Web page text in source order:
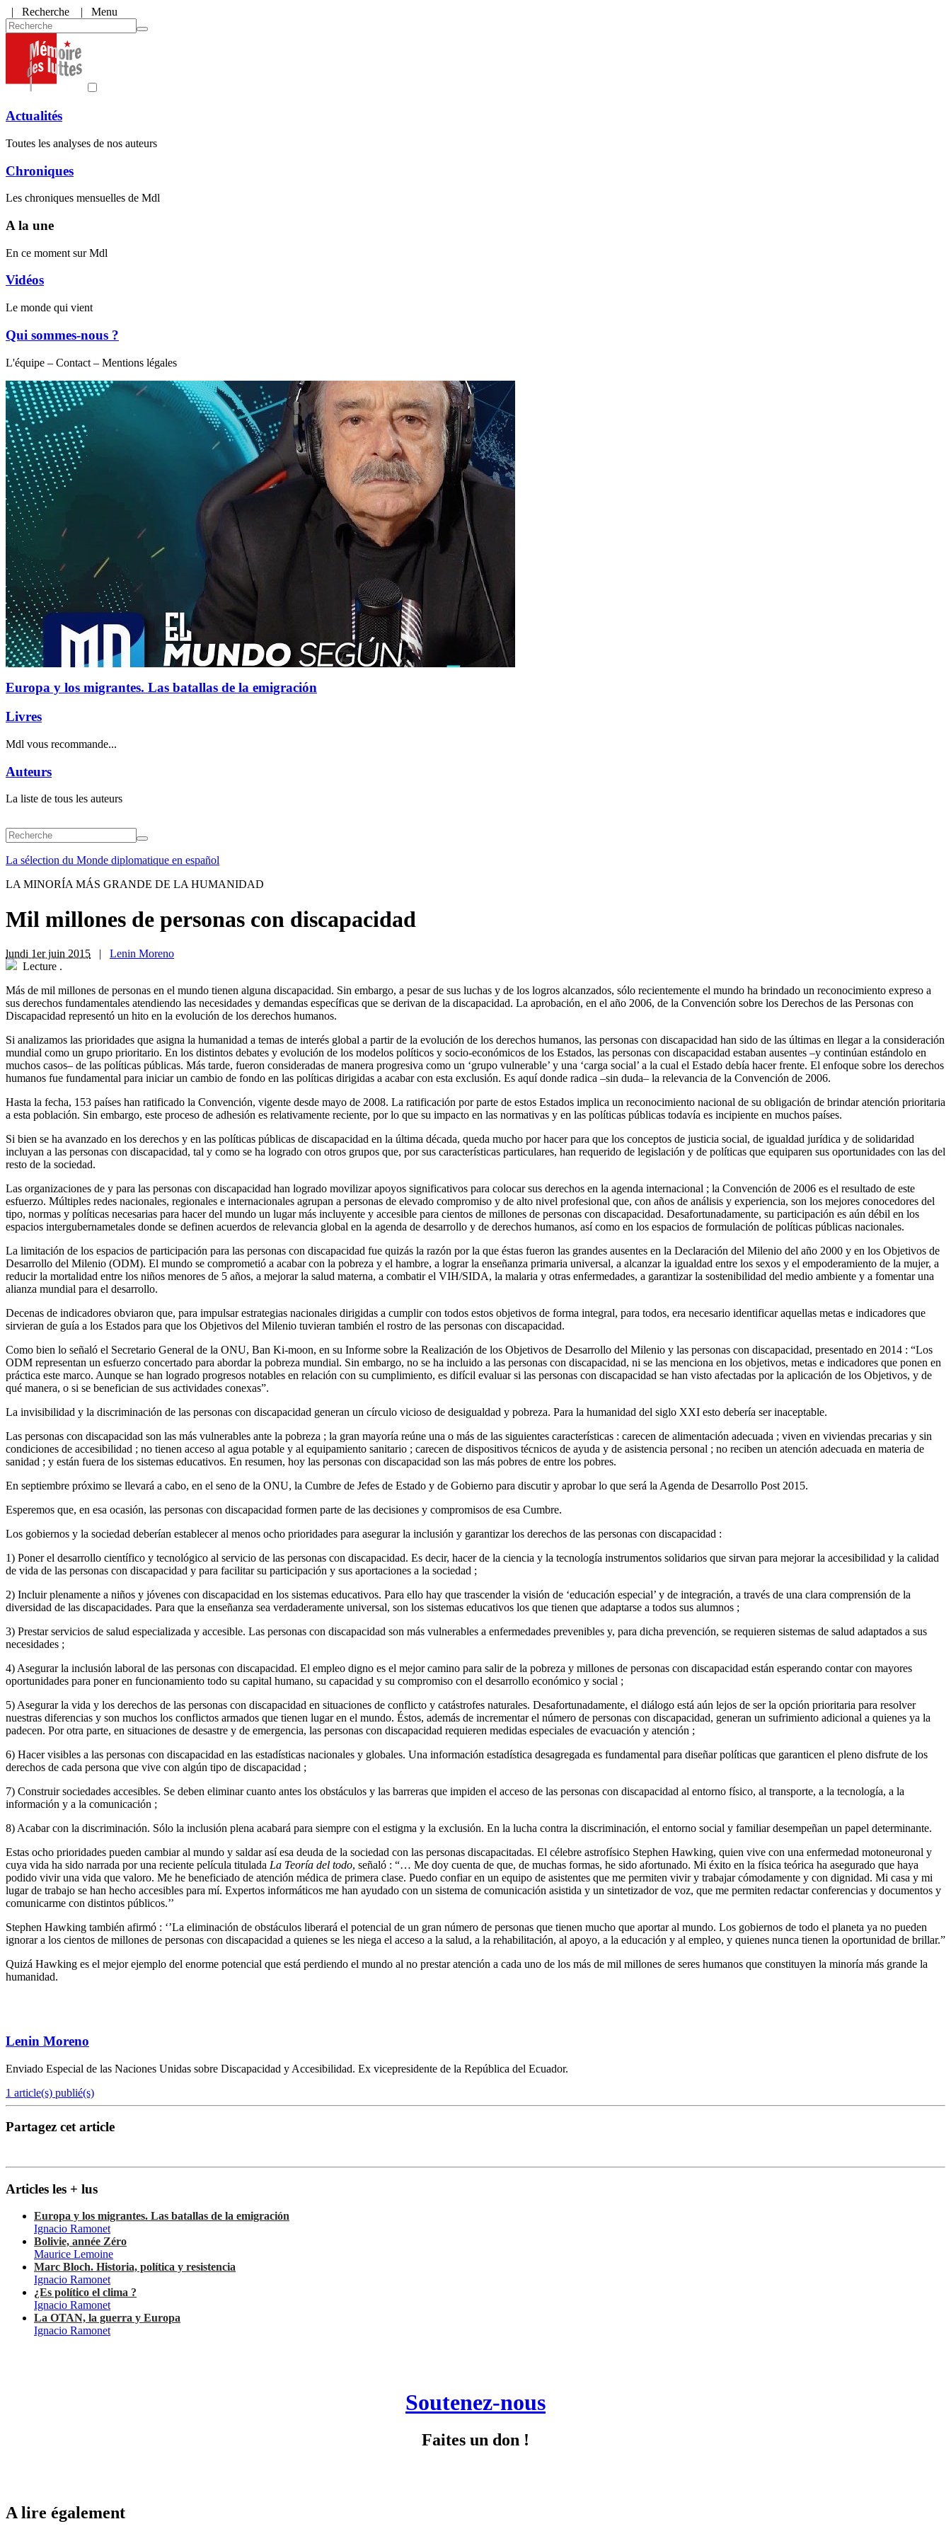
| Recherche | Menu
Actualités
Toutes les analyses de nos auteurs
Chroniques
Les chroniques mensuelles de Mdl
A la une
En ce moment sur Mdl
Vidéos
Le monde qui vient
Qui sommes-nous ?
L'équipe – Contact – Mentions légales
Europa y los migrantes. Las batallas de la emigración
Livres
Mdl vous recommande...
Auteurs
La liste de tous les auteurs
La sélection du Monde diplomatique en español
LA MINORÍA MÁS GRANDE DE LA HUMANIDAD
Mil millones de personas con discapacidad
lundi 1er juin 2015 | Lenin Moreno
Lecture .
Más de mil millones de personas en el mundo tienen alguna discapacidad. Sin embargo, a pesar de sus luchas y de los logros alcanzados, sólo recientemente el mundo ha brindado un reconocimiento expreso a
sus derechos fundamentales atendiendo las necesidades y demandas específicas que se derivan de la discapacidad. La aprobación, en el año 2006, de la Convención sobre los Derechos de las Personas con
Discapacidad representó un hito en la evolución de los derechos humanos.
Si analizamos las prioridades que asigna la humanidad a temas de interés global a partir de la evolución de los derechos humanos, las personas con discapacidad han sido de las últimas en llegar a la consideración
mundial como un grupo prioritario. En los distintos debates y evolución de los modelos políticos y socio-económicos de los Estados, las personas con discapacidad estaban ausentes –y continúan estándolo en
muchos casos– de las políticas públicas. Más tarde, fueron consideradas de manera progresiva como un ‘grupo vulnerable’ y una ‘carga social’ a la cual el Estado debía hacer frente. El enfoque sobre los derechos
humanos fue fundamental para iniciar un cambio de fondo en las políticas dirigidas a acabar con esta exclusión. Es aquí donde radica –sin duda– la relevancia de la Convención de 2006.
Hasta la fecha, 153 países han ratificado la Convención, vigente desde mayo de 2008. La ratificación por parte de estos Estados implica un reconocimiento nacional de su obligación de brindar atención prioritaria
a esta población. Sin embargo, este proceso de adhesión es relativamente reciente, por lo que su impacto en las normativas y en las políticas públicas todavía es incipiente en muchos países.
Si bien se ha avanzado en los derechos y en las políticas públicas de discapacidad en la última década, queda mucho por hacer para que los conceptos de justicia social, de igualdad jurídica y de solidaridad
incluyan a las personas con discapacidad, tal y como se ha logrado con otros grupos que, por sus características particulares, han requerido de legislación y de políticas que equiparen sus oportunidades con las del
resto de la sociedad.
Las organizaciones de y para las personas con discapacidad han logrado movilizar apoyos significativos para colocar sus derechos en la agenda internacional ; la Convención de 2006 es el resultado de este
esfuerzo. Múltiples redes nacionales, regionales e internacionales agrupan a personas de elevado compromiso y de alto nivel profesional que, con años de análisis y experiencia, son los mejores conocedores del
tipo, normas y políticas necesarias para hacer del mundo un lugar más incluyente y accesible para cientos de millones de personas con discapacidad. Desafortunadamente, su participación es aún débil en los
espacios intergubernametales donde se definen acuerdos de relevancia global en la agenda de desarrollo y de derechos humanos, así como en los espacios de formulación de políticas públicas nacionales.
La limitación de los espacios de participación para las personas con discapacidad fue quizás la razón por la que éstas fueron las grandes ausentes en la Declaración del Milenio del año 2000 y en los Objetivos de
Desarrollo del Milenio (ODM). El mundo se comprometió a acabar con la pobreza y el hambre, a lograr la enseñanza primaria universal, a alcanzar la igualdad entre los sexos y el empoderamiento de la mujer, a
reducir la mortalidad entre los niños menores de 5 años, a mejorar la salud materna, a combatir el VIH/SIDA, la malaria y otras enfermedades, a garantizar la sostenibilidad del medio ambiente y a fomentar una
alianza mundial para el desarrollo.
Decenas de indicadores obviaron que, para impulsar estrategias nacionales dirigidas a cumplir con todos estos objetivos de forma integral, para todos, era necesario identificar aquellas metas e indicadores que
sirvieran de guía a los Estados para que los Objetivos del Milenio tuvieran también el rostro de las personas con discapacidad.
Como bien lo señaló el Secretario General de la ONU, Ban Ki-moon, en su Informe sobre la Realización de los Objetivos de Desarrollo del Milenio y las personas con discapacidad, presentado en 2014 : “Los
ODM representan un esfuerzo concertado para abordar la pobreza mundial. Sin embargo, no se ha incluido a las personas con discapacidad, ni se las menciona en los objetivos, metas e indicadores que ponen en
práctica este marco. Aunque se han logrado progresos notables en relación con su cumplimiento, es difícil evaluar si las personas con discapacidad se han visto afectadas por la aplicación de los Objetivos, y de
qué manera, o si se benefician de sus actividades conexas”.
La invisibilidad y la discriminación de las personas con discapacidad generan un círculo vicioso de desigualdad y pobreza. Para la humanidad del siglo XXI esto debería ser inaceptable.
Las personas con discapacidad son las más vulnerables ante la pobreza ; la gran mayoría reúne una o más de las siguientes características : carecen de alimentación adecuada ; viven en viviendas precarias y sin
condiciones de accesibilidad ; no tienen acceso al agua potable y al equipamiento sanitario ; carecen de dispositivos técnicos de ayuda y de asistencia personal ; no reciben un atención adecuada en materia de
sanidad ; y están fuera de los sistemas educativos. En resumen, hoy las personas con discapacidad son las más pobres de entre los pobres.
En septiembre próximo se llevará a cabo, en el seno de la ONU, la Cumbre de Jefes de Estado y de Gobierno para discutir y aprobar lo que será la Agenda de Desarrollo Post 2015.
Esperemos que, en esa ocasión, las personas con discapacidad formen parte de las decisiones y compromisos de esa Cumbre.
Los gobiernos y la sociedad deberían establecer al menos ocho prioridades para asegurar la inclusión y garantizar los derechos de las personas con discapacidad :
1) Poner el desarrollo científico y tecnológico al servicio de las personas con discapacidad. Es decir, hacer de la ciencia y la tecnología instrumentos solidarios que sirvan para mejorar la accesibilidad y la calidad
de vida de las personas con discapacidad y para facilitar su participación y sus aportaciones a la sociedad ;
2) Incluir plenamente a niños y jóvenes con discapacidad en los sistemas educativos. Para ello hay que trascender la visión de ‘educación especial’ y de integración, a través de una clara comprensión de la
diversidad de las discapacidades. Para que la enseñanza sea verdaderamente universal, son los sistemas educativos los que tienen que adaptarse a todos sus alumnos ;
3) Prestar servicios de salud especializada y accesible. Las personas con discapacidad son más vulnerables a enfermedades prevenibles y, para dicha prevención, se requieren sistemas de salud adaptados a sus
necesidades ;
4) Asegurar la inclusión laboral de las personas con discapacidad. El empleo digno es el mejor camino para salir de la pobreza y millones de personas con discapacidad están esperando contar con mayores
oportunidades para poner en funcionamiento todo su capital humano, su capacidad y su compromiso con el desarrollo económico y social ;
5) Asegurar la vida y los derechos de las personas con discapacidad en situaciones de conflicto y catástrofes naturales. Desafortunadamente, el diálogo está aún lejos de ser la opción prioritaria para resolver
nuestras diferencias y son muchos los conflictos armados que tienen lugar en el mundo. Éstos, además de incrementar el número de personas con discapacidad, generan un sufrimiento adicional a quienes ya la
padecen. Por otra parte, en situaciones de desastre y de emergencia, las personas con discapacidad requieren medidas especiales de evacuación y atención ;
6) Hacer visibles a las personas con discapacidad en las estadísticas nacionales y globales. Una información estadística desagregada es fundamental para diseñar políticas que garanticen el pleno disfrute de los
derechos de cada persona que vive con algún tipo de discapacidad ;
7) Construir sociedades accesibles. Se deben eliminar cuanto antes los obstáculos y las barreras que impiden el acceso de las personas con discapacidad al entorno físico, al transporte, a la tecnología, a la
información y a la comunicación ;
8) Acabar con la discriminación. Sólo la inclusión plena acabará para siempre con el estigma y la exclusión. En la lucha contra la discriminación, el entorno social y familiar desempeñan un papel determinante.
Estas ocho prioridades pueden cambiar al mundo y saldar así esa deuda de la sociedad con las personas discapacitadas. El célebre astrofísico Stephen Hawking, quien vive con una enfermedad motoneuronal y
cuya vida ha sido narrada por una reciente película titulada La Teoría del todo, señaló : “… Me doy cuenta de que, de muchas formas, he sido afortunado. Mi éxito en la física teórica ha asegurado que haya
podido vivir una vida que valoro. Me he beneficiado de atención médica de primera clase. Puedo confiar en un equipo de asistentes que me permiten vivir y trabajar cómodamente y con dignidad. Mi casa y mi
lugar de trabajo se han hecho accesibles para mí. Expertos informáticos me han ayudado con un sistema de comunicación asistida y un sintetizador de voz, que me permiten redactar conferencias y documentos y
comunicarme con distintos públicos.’’
Stephen Hawking también afirmó : ‘’La eliminación de obstáculos liberará el potencial de un gran número de personas que tienen mucho que aportar al mundo. Los gobiernos de todo el planeta ya no pueden
ignorar a los cientos de millones de personas con discapacidad a quienes se les niega el acceso a la salud, a la rehabilitación, al apoyo, a la educación y al empleo, y quienes nunca tienen la oportunidad de brillar.”
Quizá Hawking es el mejor ejemplo del enorme potencial que está perdiendo el mundo al no prestar atención a cada uno de los más de mil millones de seres humanos que constituyen la minoría más grande la
humanidad.
Lenin Moreno
Enviado Especial de las Naciones Unidas sobre Discapacidad y Accesibilidad. Ex vicepresidente de la República del Ecuador.
1 article(s) publié(s)
Partagez cet article
Articles les + lus
Europa y los migrantes. Las batallas de la emigración
Ignacio Ramonet
Bolivie, année Zéro
Maurice Lemoine
Marc Bloch. Historia, política y resistencia
Ignacio Ramonet
¿Es político el clima ?
Ignacio Ramonet
La OTAN, la guerra y Europa
Ignacio Ramonet
Soutenez-nous
Faites un don !
A lire également